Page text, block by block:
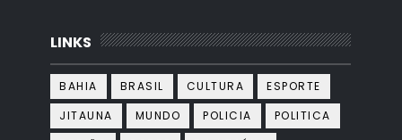
LINKS
BAHIA BRASIL CULTURA
ESPORTE
JITAUNA
MUNDO POLICIA
POLITICA